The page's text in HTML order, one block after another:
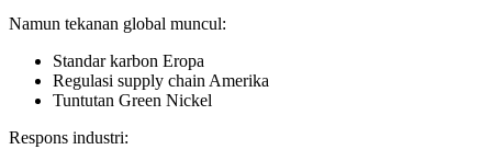
Namun tekanan global muncul:
Standar karbon Eropa
Regulasi supply chain Amerika
Tuntutan Green Nickel
Respons industri: